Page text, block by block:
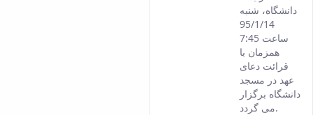
content.
دانشگاه، شنبه
95/1/14
ساعت 7:45
همزمان با
قرائت دعای
عهد در مسجد
دانشگاه برگزار
می گردد.